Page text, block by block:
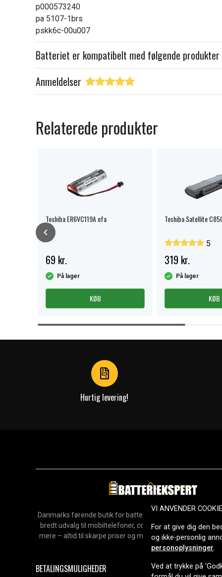
p000573240
pa 5107-1brs
pskk6c-00u007
Batteriet er kompatibelt med følgende produkter
Anmeldelser
Relaterede produkter
Toshiba ER6VC119A ofa
69 kr.
På lager
KØB
Toshiba Satellite
5
319 kr.
På lager
KØB
Item
Hurtig levering!
Danmarks førende butik for batterier, opladere og
bredt udvalg til mobiltelefoner, computere, værktøj,
mere – altid til skarpe priser og med hurtig levering.
2006.
BETALINGSMULIGHEDER
VI ANVENDER
For at give dig den
og ikke-personlig
personoplysninger.
Ved at trykke på